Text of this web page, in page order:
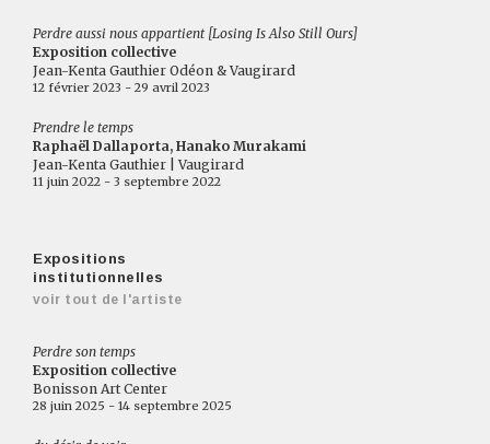
Perdre aussi nous appartient [Losing Is Also Still Ours]
Exposition collective
Jean-Kenta Gauthier Odéon & Vaugirard
12 février 2023 - 29 avril 2023
Prendre le temps
Raphaël Dallaporta, Hanako Murakami
Jean-Kenta Gauthier | Vaugirard
11 juin 2022 - 3 septembre 2022
Expositions
institutionnelles
voir tout de l'artiste
Perdre son temps
Exposition collective
Bonisson Art Center
28 juin 2025 - 14 septembre 2025